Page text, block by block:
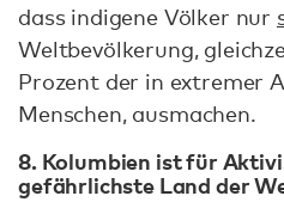
dass indigene Völker nur
Weltbevölkerung,
Prozent der in extremer
Menschen, ausmachen.
8. Kolumbien ist für
gefährlichste Land der